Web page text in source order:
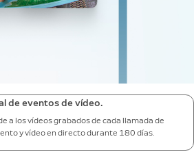
de eventos de vídeo.
a los vídeos grabados de cada llamada de
y vídeo en directo durante 180 días.